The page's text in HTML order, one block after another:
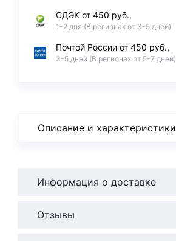
СДЭК от 450 руб.,
1-2 дня (В регионах от 3-5 дней)
Почтой России от 450 руб.,
3-5 дней (В регионах от 5-7 дней)
Описание и характеристики
Информация о доставке
Отзывы